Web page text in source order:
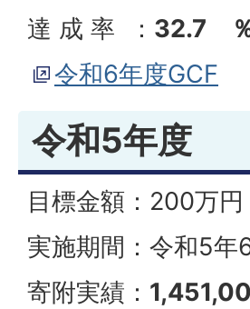
達 成 率 ： 32.7
令和6年度GCF
令和5年度
目標金額：200万円
実施期間：令和5
寄附実績：